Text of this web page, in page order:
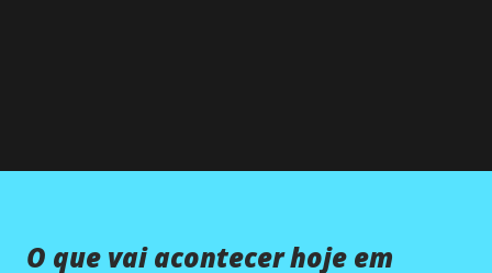
O que vai acontecer hoje em